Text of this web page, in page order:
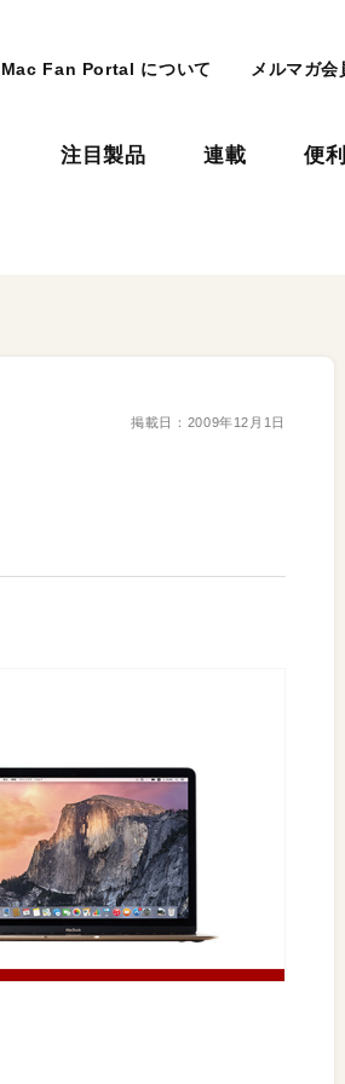
Mac Fan Portal について メルマガ会
注目製品 連載 便
掲載日： 2009年12月1日